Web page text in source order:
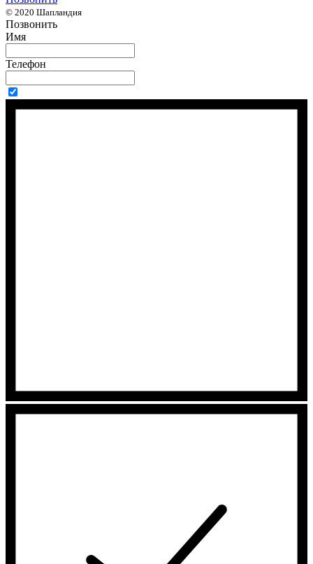
© 2020 Шапландия
Позвонить
Имя
Телефон